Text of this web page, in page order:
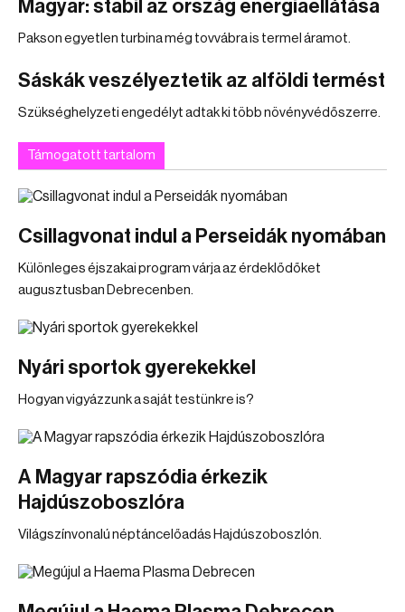
Magyar: stabil az ország energiaellátása
Pakson egyetlen turbina még tovvábra is termel áramot.
Sáskák veszélyeztetik az alföldi termést
Szükséghelyzeti engedélyt adtak ki több növényvédőszerre.
Támogatott tartalom
Csillagvonat indul a Perseidák nyomában
Különleges éjszakai program várja az érdeklődőket
augusztusban Debrecenben.
Nyári sportok gyerekekkel
Hogyan vigyázzunk a saját testünkre is?
A Magyar rapszódia érkezik
Hajdúszoboszlóra
Világszínvonalú néptáncelőadás Hajdúszoboszlón.